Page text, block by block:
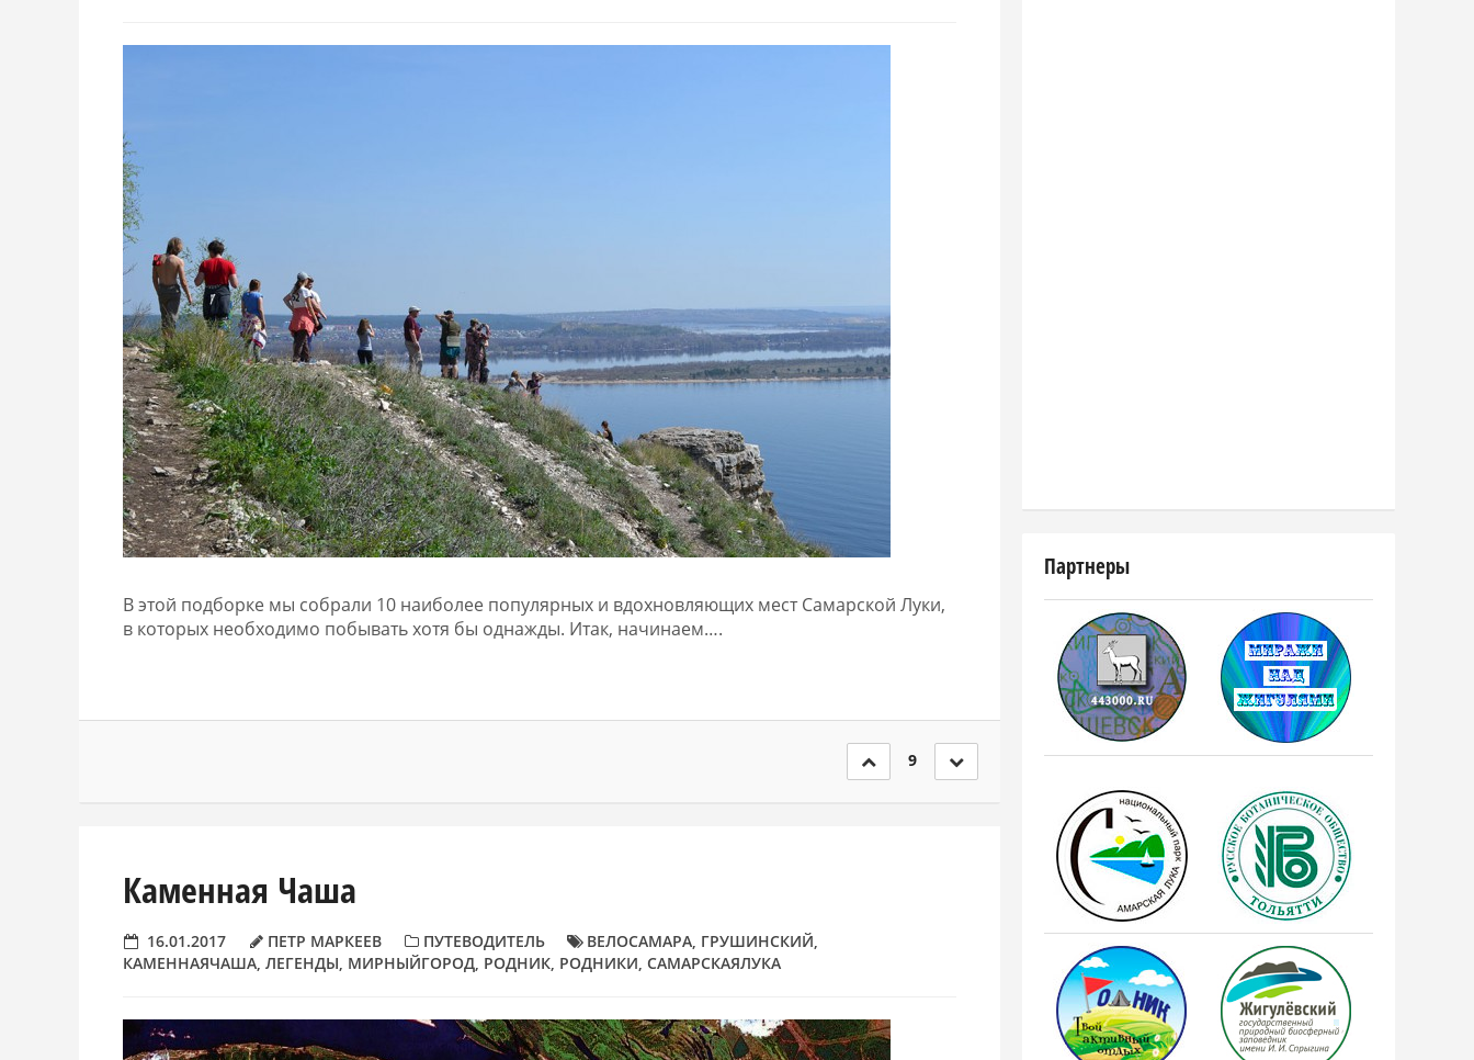
В этой подборке мы собрали 10 наиболее популярных и вдохновляющих мест Самарской Луки,
в которых необходимо побывать хотя бы однажды. Итак, начинаем….
9
Каменная Чаша
16.01.2017 ПЕТР МАРКЕЕВ ПУТЕВОДИТЕЛЬ ВЕЛОСАМАРА, ГРУШИНСКИЙ,
КАМЕННАЯЧАША, ЛЕГЕНДЫ, МИРНЫЙГОРОД, РОДНИК, РОДНИКИ, САМАРСКАЯЛУКА
Партнеры